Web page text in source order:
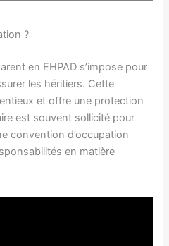
?
en EHPAD s’impose pour
les héritiers. Cette
et offre une protection
est souvent sollicité pour
convention d’occupation
en matière